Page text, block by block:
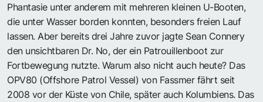
Phantasie unter anderem mit mehreren kleinen U-Booten,
die unter Wasser borden konnten, besonders freien Lauf
lassen. Aber bereits drei Jahre zuvor jagte Sean Connery
den unsichtbaren Dr. No, der ein Patrouillenboot zur
Fortbewegung nutzte. Warum also nicht auch heute? Das
OPV80 (Offshore Patrol Vessel) von Fassmer fährt seit
2008 vor der Küste von Chile, später auch Kolumbiens. Das